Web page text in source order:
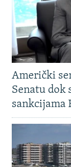
Američki
Senatu dok
sankcijama